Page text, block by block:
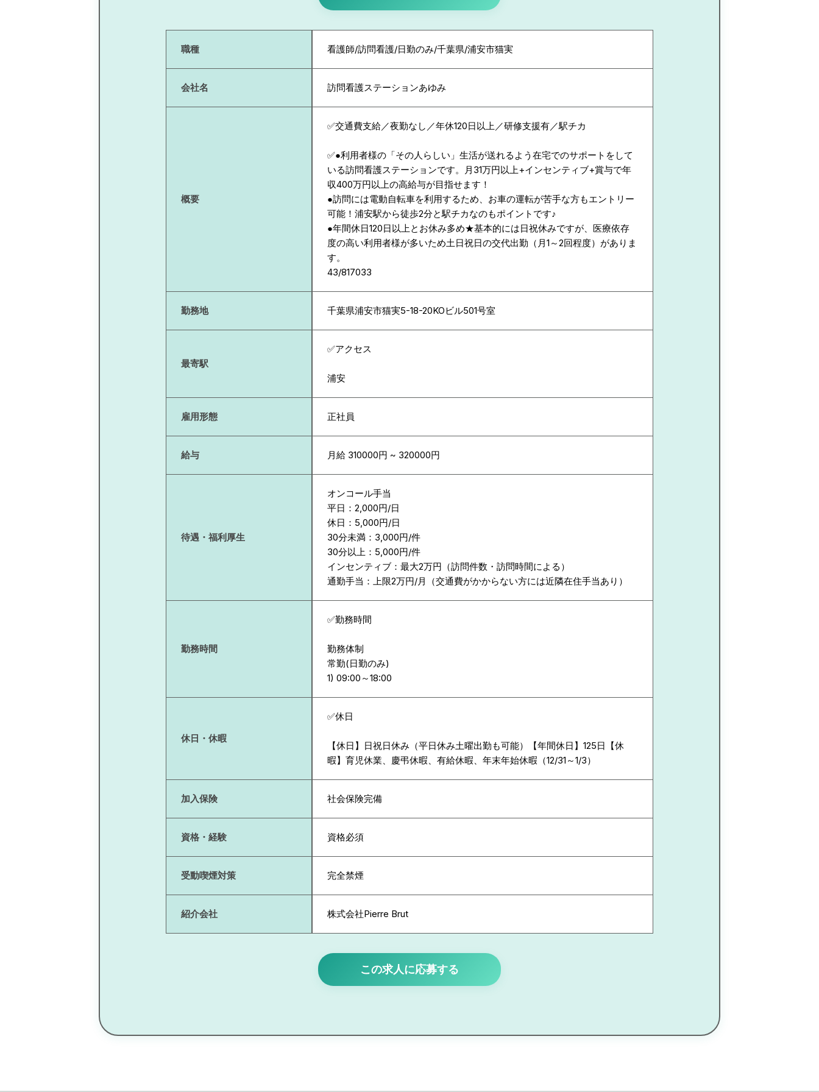
職種 看護師/訪問看護/日勤のみ/千葉県/浦安市猫実
会社名 訪問看護ステーションあゆみ
概要
✅交通費支給／夜勤なし／年休120日以上／研修支援有／駅チカ
✅●利用者様の「その人らしい」生活が送れるよう在宅でのサポートをして
いる訪問看護ステーションです。月31万円以上+インセンティブ+賞与で年
収400万円以上の高給与が目指せます！
●訪問には電動自転車を利用するため、お車の運転が苦手な方もエントリー
可能！浦安駅から徒歩2分と駅チカなのもポイントです♪
●年間休日120日以上とお休み多め★基本的には日祝休みですが、医療依存
度の高い利用者様が多いため土日祝日の交代出勤（月1～2回程度）がありま
す。
43/817033
勤務地 千葉県浦安市猫実5-18-20KOビル501号室
最寄駅
✅アクセス
浦安
雇用形態 正社員
給与 月給 310000円 ~ 320000円
待遇・福利厚生
オンコール手当
平日：2,000円/日
休日：5,000円/日
30分未満：3,000円/件
30分以上：5,000円/件
インセンティブ：最大2万円（訪問件数・訪問時間による）
通勤手当：上限2万円/月（交通費がかからない方には近隣在住手当あり）
勤務時間
✅勤務時間
勤務体制
常勤(日勤のみ)
休日・休暇
✅休日
【休日】日祝日休み（平日休み土曜出勤も可能）【年間休日】125日【休
暇】育児休業、慶弔休暇、有給休暇、年末年始休暇（12/31～1/3）
加入保険 社会保険完備
資格・経験 資格必須
受動喫煙対策 完全禁煙
紹介会社 株式会社Pierre Brut
この求人に応募する